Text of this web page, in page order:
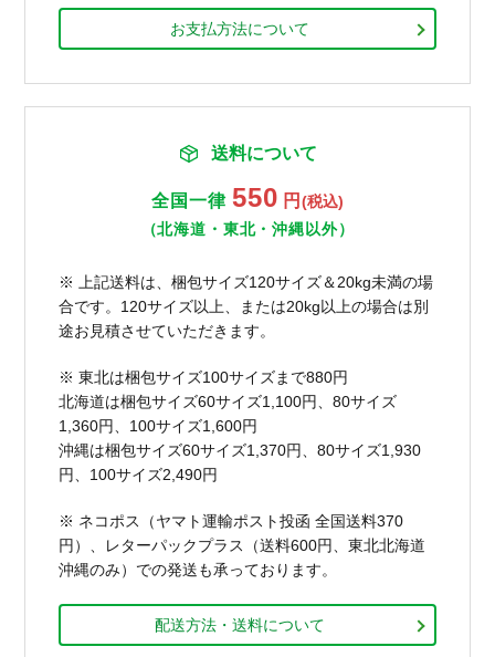
お支払方法について
送料について
全国一律 550 円 (税込)
（北海道・東北・沖縄以外）
※ 上記送料は、梱包サイズ120サイズ＆20kg未満の場
合です。120サイズ以上、または20kg以上の場合は別
途お見積させていただきます。
※ 東北は梱包サイズ100サイズまで880円
北海道は梱包サイズ60サイズ1,100円、80サイズ
1,360円、100サイズ1,600円
沖縄は梱包サイズ60サイズ1,370円、80サイズ1,930
円、100サイズ2,490円
※ ネコポス（ヤマト運輸ポスト投函 全国送料370
円）、レターパックプラス（送料600円、東北北海道
沖縄のみ）での発送も承っております。
配送方法・送料について